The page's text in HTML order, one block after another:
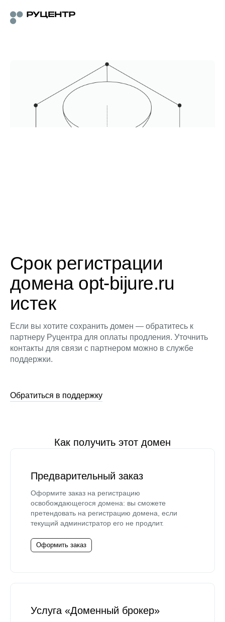
Срок регистрации
домена opt-bijure.ru
истек
Если вы хотите сохранить домен — обратитесь к
партнеру Руцентра для оплаты продления. Уточнить
контакты для связи с партнером можно в службе
поддержки.
Обратиться в поддержку
Как получить этот домен
Предварительный заказ
Оформите заказ на регистрацию
освобождающегося домена: вы сможете
претендовать на регистрацию домена, если
текущий администратор его не продлит.
Оформить заказ
Услуга «Доменный брокер»